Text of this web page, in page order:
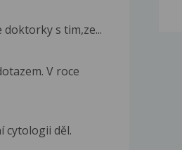
s tim,ze...
V roce
cytologii děl.